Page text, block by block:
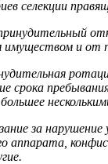
селекции
и от
срока
за нарушение
аппарата,